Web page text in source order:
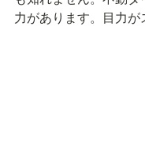
力があります。目力が